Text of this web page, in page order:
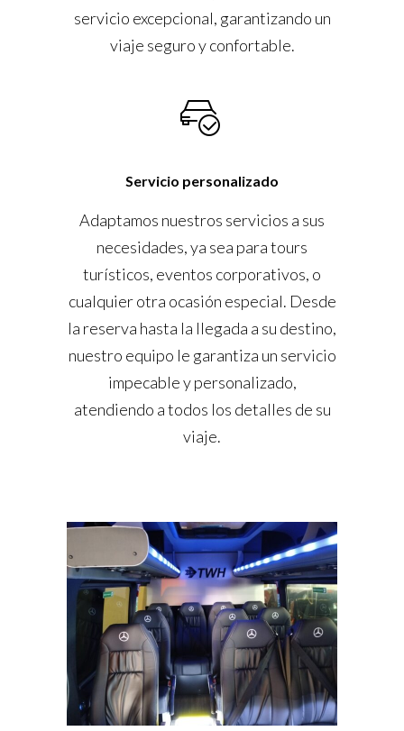
servicio excepcional, garantizando un
viaje seguro y confortable.
Servicio personalizado
Adaptamos nuestros servicios a sus
necesidades, ya sea para tours
turísticos, eventos corporativos, o
cualquier otra ocasión especial. Desde
la reserva hasta la llegada a su destino,
nuestro equipo le garantiza un servicio
impecable y personalizado,
atendiendo a todos los detalles de su
viaje.